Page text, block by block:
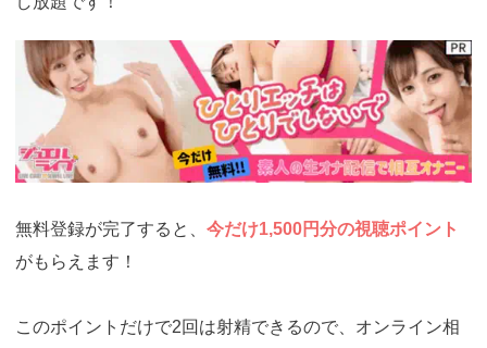
https://www.j-
live.tv/LiveChat/acs.php?
si=jwchatt&pid=MLA5661_0001&pa=lp33.php
無料登録が完了すると、 今だけ1,500円分の視聴ポイント
がもらえます！
このポイントだけで2回は射精できるので、オンライン相